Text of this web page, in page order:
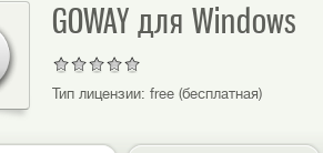
GOWAY для Windows
Тип лицензии: free (бесплатная)